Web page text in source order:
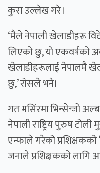
कुरा उल्लेख गरे।
‘मैले नेपाली खेलाडीहरू
लिएको छु, यो एकवर्षको
खेलाडीहरूलाई नेपालमै
छु,’ रोसले भने।
गत मसिंरमा भिन्सेन्जो
नेपाली राष्ट्रिय पुरुष टोली
एन्फाले गरेको प्रशिक्षकको
जनाले प्रशिक्षकको लागि